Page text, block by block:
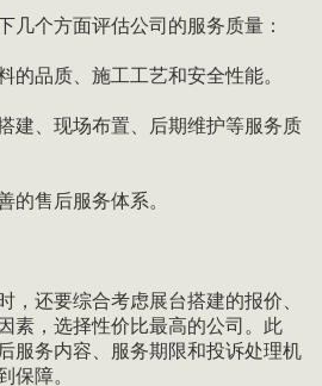
个方面评估公司的服务质量：
品质、施工工艺和安全性能。
建、现场布置、后期维护等服务质
售后服务体系。
还要综合考虑展台搭建的报价、
素，选择性价比最高的公司。此
服务内容、服务期限和投诉处理机
保障。